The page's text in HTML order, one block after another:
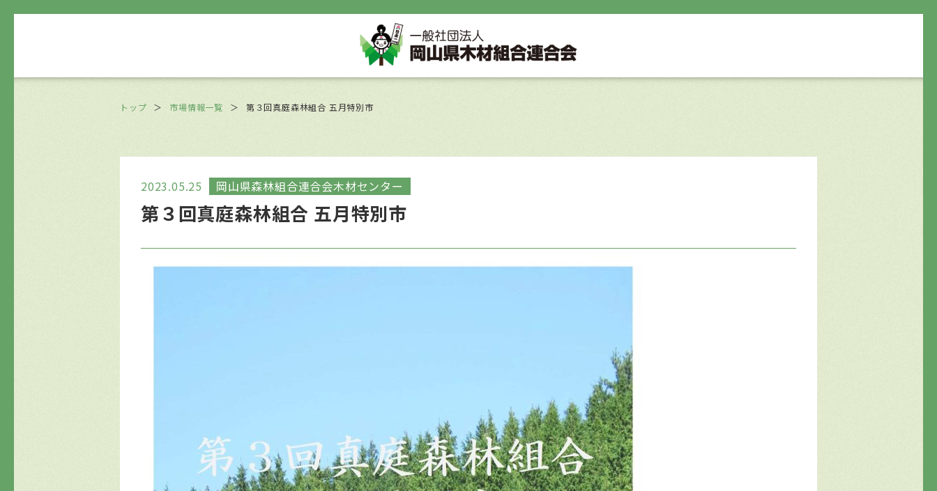
トップ ＞ 市場情報一覧 ＞ 第３回真庭森林組合 五月特別市
2023.05.25 岡山県森林組合連合会木材センター
第３回真庭森林組合 五月特別市